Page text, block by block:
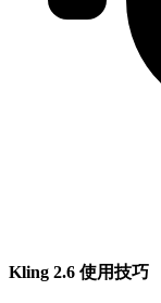
Kling 2.6 使用技巧